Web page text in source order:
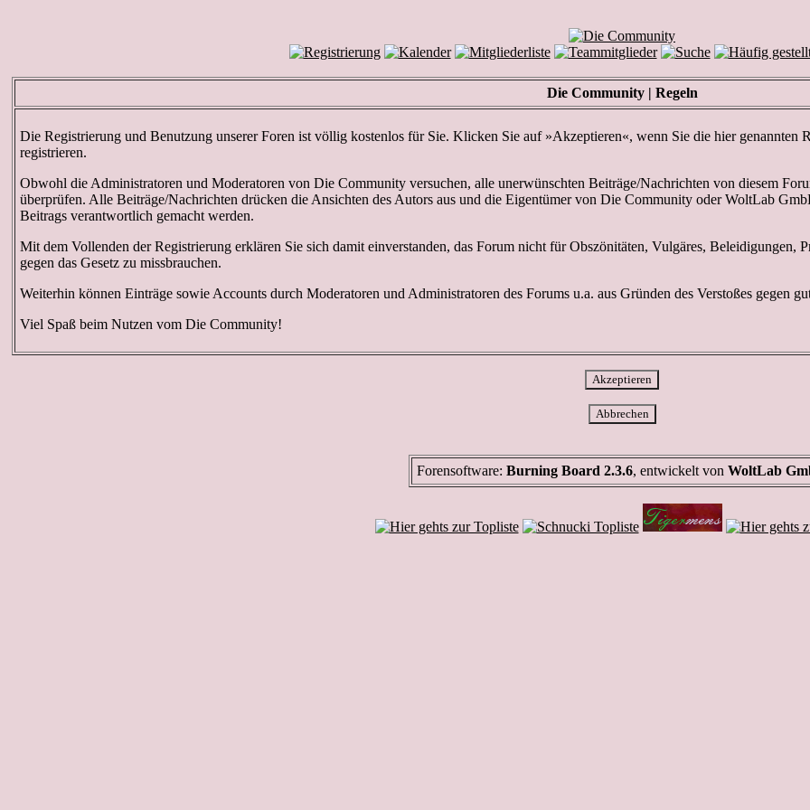
Die Community | Regeln
Die Registrierung und Benutzung unserer Foren ist völlig kostenlos für Sie. Klicken Sie auf »Akzeptieren«, wenn Sie die hier genannten
registrieren.
Obwohl die Administratoren und Moderatoren von Die Community versuchen, alle unerwünschten Beiträge/Nachrichten von diesem
überprüfen. Alle Beiträge/Nachrichten drücken die Ansichten des Autors aus und die Eigentümer von Die Community oder WoltLab
Beitrags verantwortlich gemacht werden.
Mit dem Vollenden der Registrierung erklären Sie sich damit einverstanden, das Forum nicht für Obszönitäten, Vulgäres, Beleidigungen,
gegen das Gesetz zu missbrauchen.
Weiterhin können Einträge sowie Accounts durch Moderatoren und Administratoren des Forums u.a. aus Gründen des Verstoßes gegen
Viel Spaß beim Nutzen vom Die Community!
Forensoftware: Burning Board 2.3.6, entwickelt von WoltLab